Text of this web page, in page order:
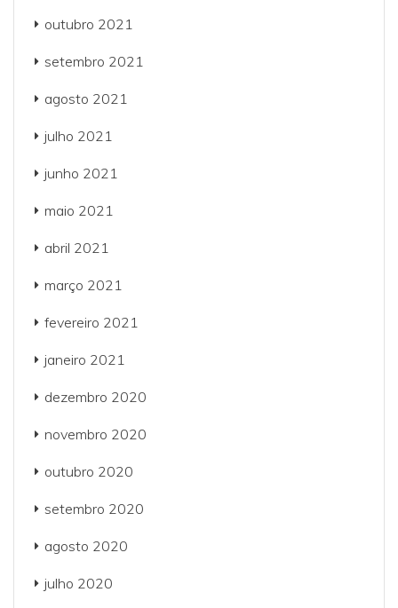
outubro 2021
setembro 2021
agosto 2021
julho 2021
junho 2021
maio 2021
abril 2021
março 2021
fevereiro 2021
janeiro 2021
dezembro 2020
novembro 2020
outubro 2020
setembro 2020
agosto 2020
julho 2020